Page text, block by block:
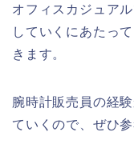
オフィスカジュア
していくにあたっ
きます。
腕時計販売員の経
ていくので、ぜひ